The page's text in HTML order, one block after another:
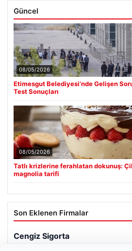
Güncel
08/05/2026
Etimesgut Belediyesi’nde Gelişen
Test Sonuçları
08/05/2026
Tatlı krizlerine ferahlatan dokunuş:
magnolia tarifi
Son Eklenen Firmalar
Cengiz Sigorta